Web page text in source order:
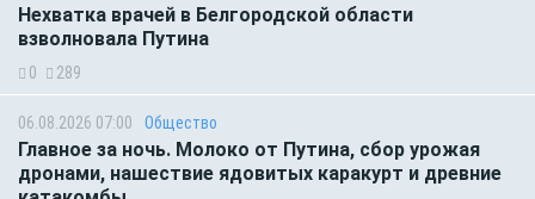
Нехватка врачей в Белгородской области
взволновала Путина
0 289
06.08.2026 07:00 Общество
Главное за ночь. Молоко от Путина, сбор урожая
дронами, нашествие ядовитых каракурт и древние